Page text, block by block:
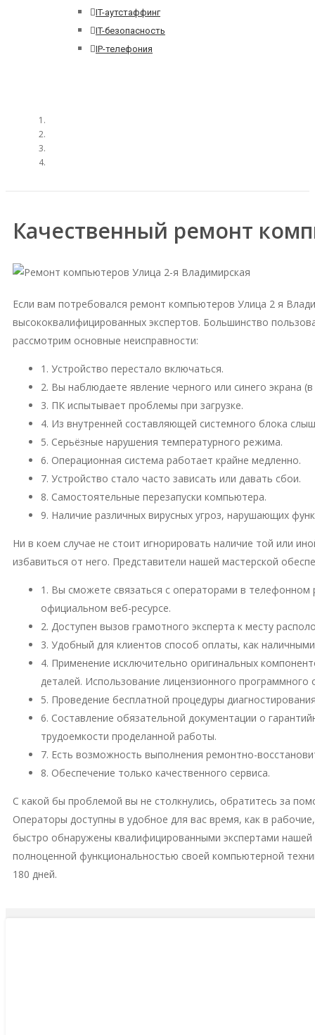
IT-аутстаффинг
IT-безопасность
IP-телефония
Качественный ремонт
Если вам потребовался ремонт компьютеров Улица 2 я
высококвалифицированных экспертов. Большинство
рассмотрим основные неисправности:
1. Устройство перестало включаться.
2. Вы наблюдаете явление черного или синего экрана
3. ПК испытывает проблемы при загрузке.
4. Из внутренней составляющей системного блока
5. Серьёзные нарушения температурного режима.
6. Операционная система работает крайне медленно.
7. Устройство стало часто зависать или давать сбои.
8. Самостоятельные перезапуски компьютера.
9. Наличие различных вирусных угроз, нарушающих
Ни в коем случае не стоит игнорировать наличие той или
избавиться от него. Представители нашей мастерской
1. Вы сможете связаться с операторами в
официальном веб-ресурсе.
2. Доступен вызов грамотного эксперта к месту
3. Удобный для клиентов способ оплаты, как
4. Применение исключительно оригинальных
деталей. Использование лицензионного
5. Проведение бесплатной процедуры
6. Составление обязательной документации о
трудоемкости проделанной работы.
7. Есть возможность выполнения ремонтно-
8. Обеспечение только качественного сервиса.
С какой бы проблемой вы не столкнулись, обратитесь за
Операторы доступны в удобное для вас время, как в
быстро обнаружены квалифицированными экспертами
полноценной функциональностью своей компьютерной
180 дней.